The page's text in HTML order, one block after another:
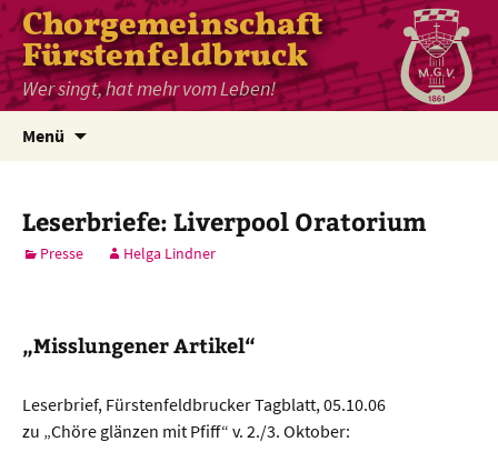
Chorgemeinschaft
Fürstenfeldbruck
Wer singt, hat mehr vom Leben!
Menü
Leserbriefe: Liverpool Oratorium
Presse Helga Lindner
„Misslungener Artikel“
Leserbrief, Fürstenfeldbrucker Tagblatt, 05.10.06
zu „Chöre glänzen mit Pfiff“ v. 2./3. Oktober: